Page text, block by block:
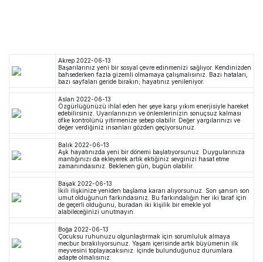
Akrep 2022-06-13
Başarılarınız yeni bir sosyal çevre edinmenizi sağlıyor. Kendinizden
bahsederken fazla gizemli olmamaya çalışmalısınız. Bazı hataları,
bazı sayfaları geride bırakın; hayatınız yenileniyor.
Aslan 2022-06-13
Özgürlüğünüzü ihlal eden her şeye karşı yıkım enerjisiyle hareket
edebilirsiniz. Uyarılarınızın ve önlemlerinizin sonuçsuz kalması
öfke kontrolünü yitirmenize sebep olabilir. Değer yargılarınızı ve
değer verdiğiniz insanları gözden geçiyorsunuz.
Balık 2022-06-13
Aşk hayatınızda yeni bir dönemi başlatıyorsunuz. Duygularınıza
mantığınızı da ekleyerek artık ektiğiniz sevginizi hasat etme
zamanındasınız. Beklenen gün, bugün olabilir.
Başak 2022-06-13
İkili ilişkinize yeniden başlama kararı alıyorsunuz. Son şansın son
umut olduğunun farkındasınız. Bu farkındalığın her iki taraf için
de geçerli olduğunu, buradan iki kişilik bir emekle yol
alabileceğinizi unutmayın.
Boğa 2022-06-13
Çocuksu ruhunuzu olgunlaştırmak için sorumluluk almaya
mecbur bırakılıyorsunuz. Yaşam içerisinde artık büyümenin ilk
meyvesini toplayacaksınız. İçinde bulunduğunuz durumlara
adapte olmalısınız.